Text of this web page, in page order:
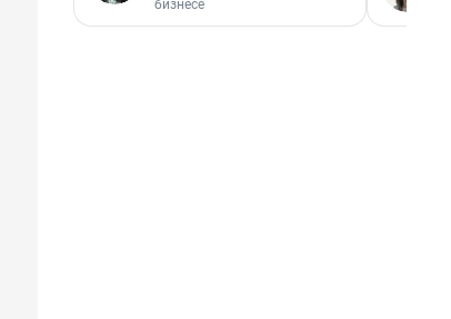
бизнесе